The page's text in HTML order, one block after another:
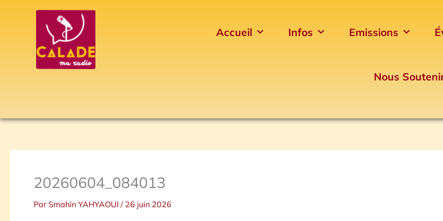
Accueil Infos Emissions
Nous
20260604_084013
Par Smahïn YAHYAOUI / 26 juin 2026